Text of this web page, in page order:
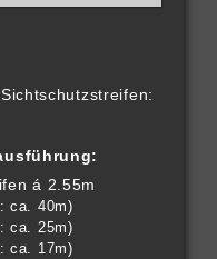
á 2.55m
ca. 40m)
ca. 25m)
ca. 17m)